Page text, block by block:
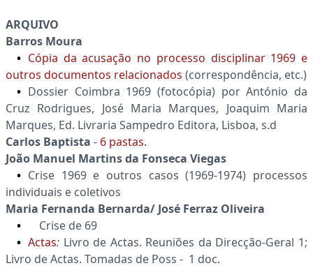
ARQUIVO
Barros Moura
Cópia da acusação no processo disciplinar 1969 e
outros documentos relacionados (correspondência, etc.)
Dossier Coimbra 1969 (fotocópia) por António da
Cruz Rodrigues, José Maria Marques, Joaquim Maria
Marques, Ed. Livraria Sampedro Editora, Lisboa, s.d
Carlos Baptista - 6 pastas.
João Manuel Martins da Fonseca Viegas
Crise 1969 e outros casos (1969-1974) processos
individuais e coletivos
Maria Fernanda Bernarda/ José Ferraz Oliveira
Crise de 69
Actas: Livro de Actas. Reuniões da Direcção-Geral 1;
Livro de Actas. Tomadas de Poss - 1 doc.